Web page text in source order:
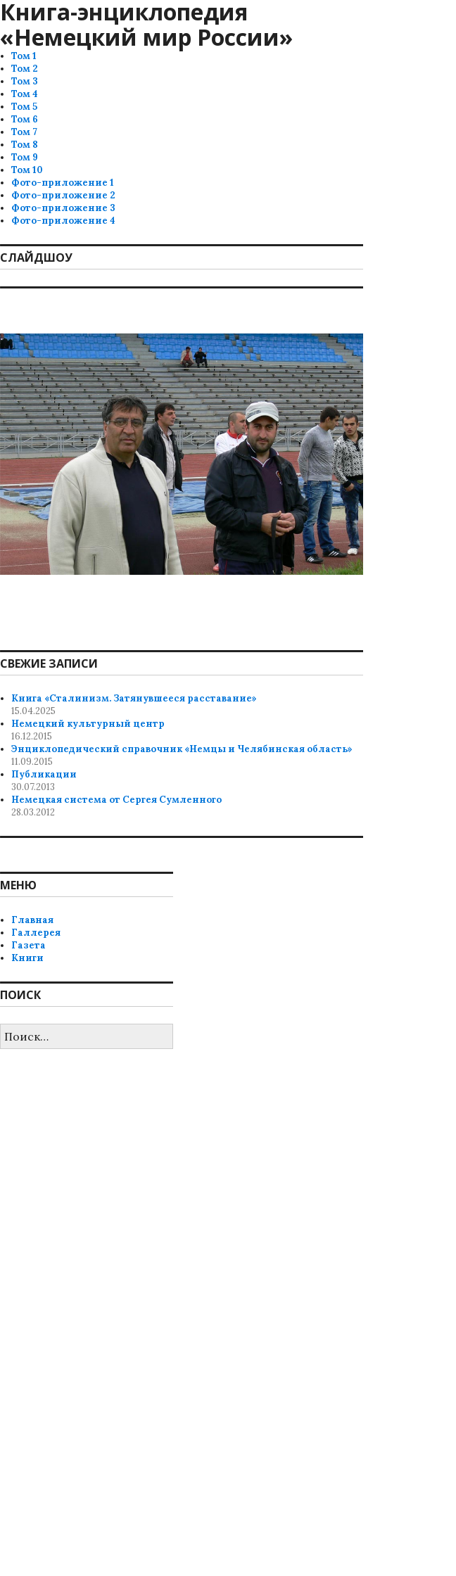
Книга-энциклопедия
«Немецкий мир России»
Том 1
Том 2
Том 3
Том 4
Том 5
Том 6
Том 7
Том 8
Том 9
Том 10
Фото-приложение 1
Фото-приложение 2
Фото-приложение 3
Фото-приложение 4
СЛАЙДШОУ
СВЕЖИЕ ЗАПИСИ
Книга «Сталинизм. Затянувшееся расставание»
15.04.2025
Немецкий культурный центр
16.12.2015
Энциклопедический справочник «Немцы и Челябинская область»
11.09.2015
Публикации
30.07.2013
Немецкая система от Сергея Сумленного
28.03.2012
МЕНЮ
Главная
Галлерея
Газета
Книги
ПОИСК